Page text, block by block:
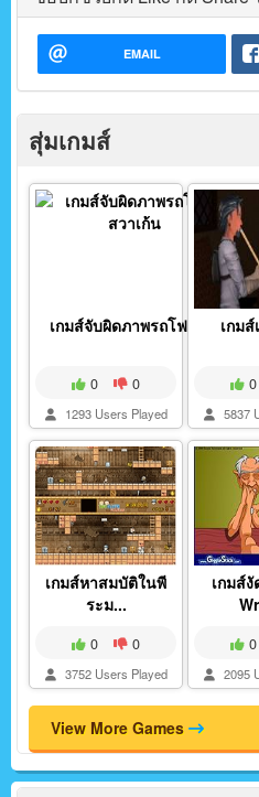
EMAIL
สุ่มเกมส์
เกมส์จับผิดภาพรถโฟลค...
0 0
1293 Users Played
เกม
0
5837
เกมส์หาสมบัติในพี
ระม...
0 0
3752 Users Played
เกมส์
0
2095
View More Games